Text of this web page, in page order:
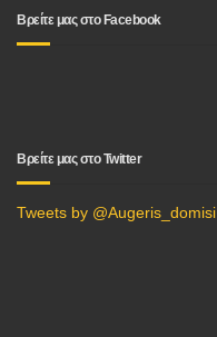
Βρείτε μας στο Facebook
Βρείτε μας στο Twitter
Tweets by @Augeris_domisi